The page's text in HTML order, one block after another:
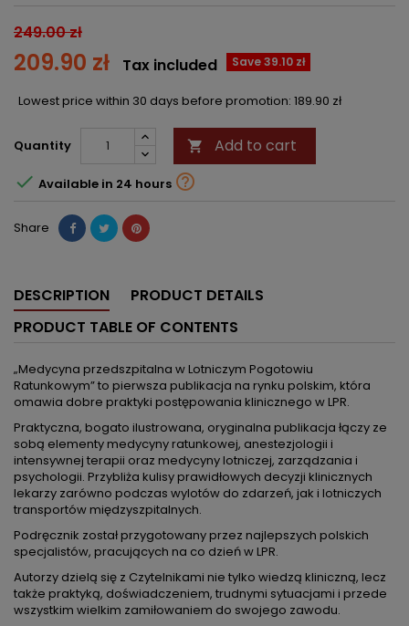
249.00 zł
209.90 zł Save 39.10 zł
Tax included
Lowest price within 30 days before promotion: 189.90 zł
Quantity  Add to cart
 Available in 24 hours 
Share
DESCRIPTION
PRODUCT DETAILS
PRODUCT TABLE OF CONTENTS
„Medycyna przedszpitalna w Lotniczym Pogotowiu
Ratunkowym” to pierwsza publikacja na rynku polskim, która
omawia dobre praktyki postępowania klinicznego w LPR.
Praktyczna, bogato ilustrowana, oryginalna publikacja łączy ze
sobą elementy medycyny ratunkowej, anestezjologii i
intensywnej terapii oraz medycyny lotniczej, zarządzania i
psychologii. Przybliża kulisy prawidłowych decyzji klinicznych
lekarzy zarówno podczas wylotów do zdarzeń, jak i lotniczych
transportów międzyszpitalnych.
Podręcznik został przygotowany przez najlepszych polskich
specjalistów, pracujących na co dzień w LPR.
Autorzy dzielą się z Czytelnikami nie tylko wiedzą kliniczną, lecz
także praktyką, doświadczeniem, trudnymi sytuacjami i przede
wszystkim wielkim zamiłowaniem do swojego zawodu.